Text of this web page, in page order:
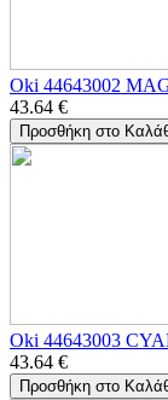
Oki 44643002
43.64 €
Προσθήκη στο
Oki 44643003
43.64 €
Προσθήκη στο